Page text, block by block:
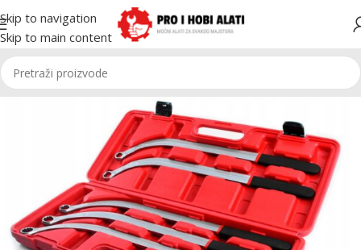
Skip to navigation
Skip to main content